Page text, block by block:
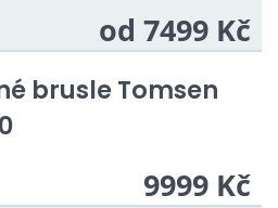
od 7499 Kč
brusle Tomsen
9999 Kč